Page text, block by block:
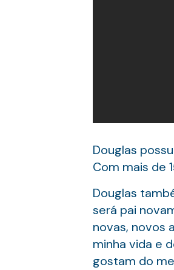
Douglas
Com mais de
Douglas
será pai
novas, novos
minha vida e
gostam do